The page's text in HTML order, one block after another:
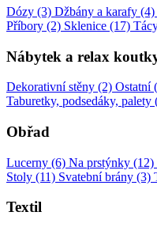
Dózy (3) Džbány a karafy (4)
Příbory (2) Sklenice (17)
Nábytek a relax
Dekorativní stěny (2) Ostatní
Taburetky, podsedáky, palety
Obřad
Lucerny (6) Na prstýnky (12)
Stoly (11) Svatební brány (3)
Textil